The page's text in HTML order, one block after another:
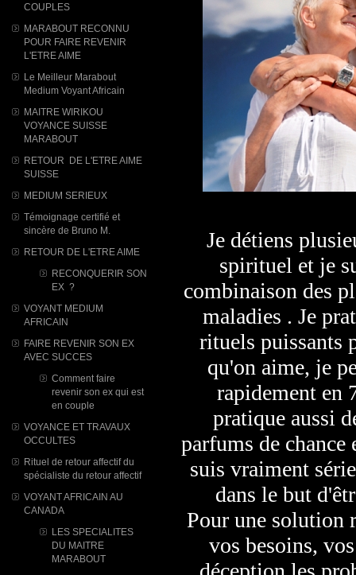
COUPLES
MARABOUT RECONNU
POUR FAIRE REVENIR
L'ETRE AIME
Le Meilleur Marabout
Medium Voyant Africain
MAITRE WIRIKOU
VOYANCE SUISSE
MARABOUT
RETOUR DE L'ETRE AIME
SUISSE
MEDIUM SERIEUX
Témoignage certifié et
sincère de Bruno M.
RETOUR DE L'ETRE AIME
RECONQUERIR SON
EX ?
VOYANT MEDIUM
AFRICAIN
FAIRE REVENIR SON EX
AVEC SUCCES
Comment faire
revenir son ex qui est
en couple
VOYANCE ET TRAVAUX
OCCULTES
Rituel de retour affectif du
spécialiste du retour affectif
VOYANT AFRICAIN AU
CANADA
LES SPECIALITES
DU MAITRE
MARABOUT
Je détiens
spirituel et je
combinaison des
maladies . Je
rituels puissants
qu'on aime, je
rapidement en
pratique aussi
parfums de chance
suis vraiment
dans le but
Pour une solution
vos besoins,